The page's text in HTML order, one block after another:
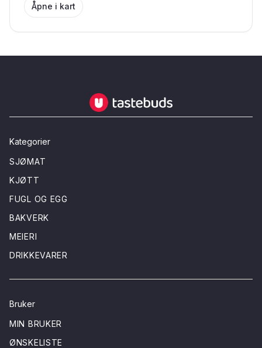
Åpne i kart
Tastebuds - Lokalmat rett hjem
Kategorier
SJØMAT
KJØTT
FUGL OG EGG
BAKVERK
MEIERI
DRIKKEVARER
Bruker
MIN BRUKER
ØNSKELISTE